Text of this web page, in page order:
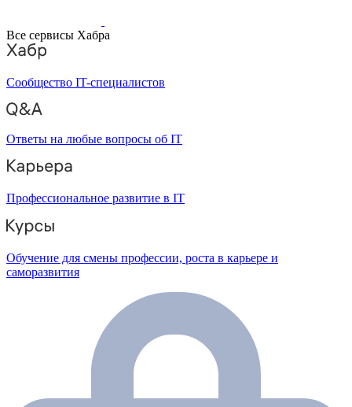
Все сервисы Хабра
Сообщество IT-специалистов
Ответы на любые вопросы об IT
Профессиональное развитие в IT
Обучение для смены профессии, роста в карьере и
саморазвития